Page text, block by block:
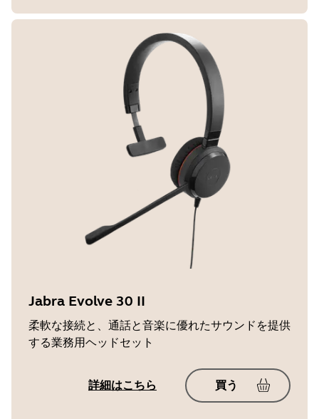
Jabra Evolve 30 II
柔軟な接続と、通話と音楽に優れたサウンドを提供
する業務用ヘッドセット
詳細はこちら 買う